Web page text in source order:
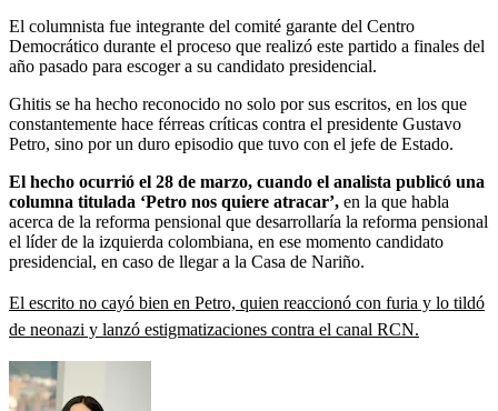
El columnista fue integrante del comité garante del Centro
Democrático durante el proceso que realizó este partido a finales del
año pasado para escoger a su candidato presidencial.
Ghitis se ha hecho reconocido no solo por sus escritos, en los que
constantemente hace férreas críticas contra el presidente Gustavo
Petro, sino por un duro episodio que tuvo con el jefe de Estado.
El hecho ocurrió el 28 de marzo, cuando el analista publicó una
columna titulada ‘Petro nos quiere atracar’, en la que habla
acerca de la reforma pensional que desarrollaría la reforma pensional
el líder de la izquierda colombiana, en ese momento candidato
presidencial, en caso de llegar a la Casa de Nariño.
El escrito no cayó bien en Petro, quien reaccionó con furia y lo tildó
de neonazi y lanzó estigmatizaciones contra el canal RCN.